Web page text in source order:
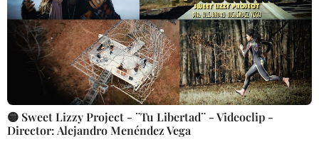
🟡 Sweet Lizzy Project - ¨Tu Libertad¨ - Videoclip -
Director: Alejandro Menéndez Vega